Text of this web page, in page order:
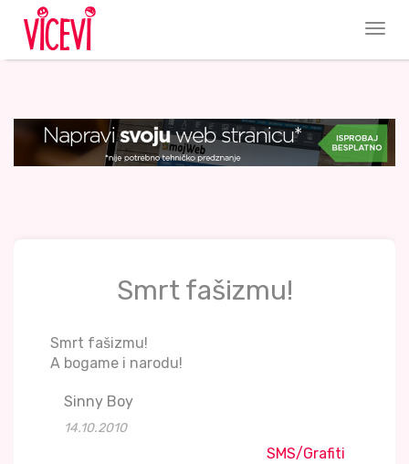
Smrt fašizmu!
Smrt fašizmu!
A bogame i narodu!
Sinny Boy
14.10.2010
SMS/Grafiti